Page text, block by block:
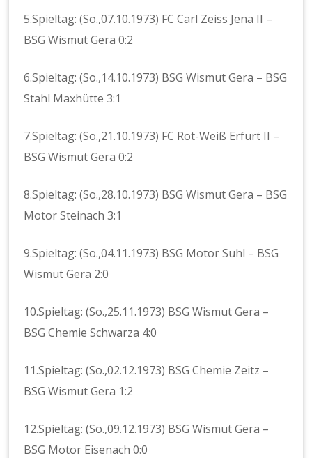
5.Spieltag: (So.,07.10.1973) FC Carl Zeiss Jena II –
BSG Wismut Gera 0:2
6.Spieltag: (So.,14.10.1973) BSG Wismut Gera – BSG
Stahl Maxhütte 3:1
7.Spieltag: (So.,21.10.1973) FC Rot-Weiß Erfurt II –
BSG Wismut Gera 0:2
8.Spieltag: (So.,28.10.1973) BSG Wismut Gera – BSG
Motor Steinach 3:1
9.Spieltag: (So.,04.11.1973) BSG Motor Suhl – BSG
Wismut Gera 2:0
10.Spieltag: (So.,25.11.1973) BSG Wismut Gera –
BSG Chemie Schwarza 4:0
11.Spieltag: (So.,02.12.1973) BSG Chemie Zeitz –
BSG Wismut Gera 1:2
12.Spieltag: (So.,09.12.1973) BSG Wismut Gera –
BSG Motor Eisenach 0:0